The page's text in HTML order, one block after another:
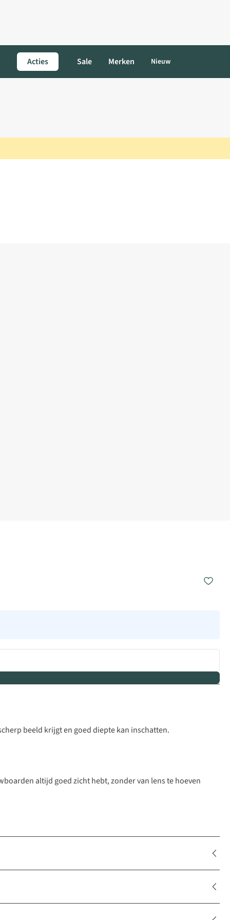
Acties Sale Merken Nieuw
beeld krijgt en goed diepte kan inschatten.
altijd goed zicht hebt, zonder van lens te hoeven